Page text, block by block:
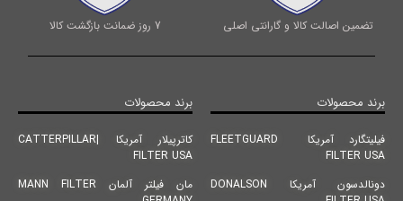
تضمین اصالت کالا و گارانتی اصلی 7 روز ضمانت بازگشت کالا
برند محصولات
فیلیتگارد آمریکا FLEETGUARD
FILTER USA
دونالدسون آمریکا DONALSON
برند محصولات
کاترپیلار آمریکا |CATTERPILLAR
FILTER USA
مان فیلتر آلمان MANN FILTER